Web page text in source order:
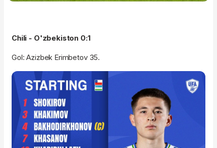
Chili - O'zbekiston 0:1
Gol: Azizbek Erimbetov 35.